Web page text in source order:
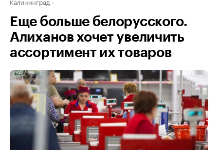
Еще больше белорусского.
Алиханов хочет увеличить
ассортимент их товаров